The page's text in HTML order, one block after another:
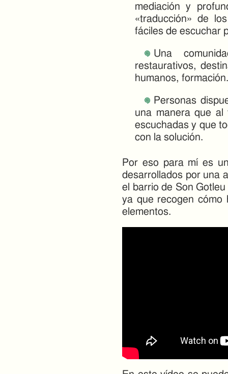
mediación y
«traducción» de
fáciles de escuchar
Una
restaurativos,
humanos,
Personas
una manera que
escuchadas y que
con la solución.
Por eso para mí es
desarrollados por una
el barrio de Son
ya que recogen cómo
elementos.